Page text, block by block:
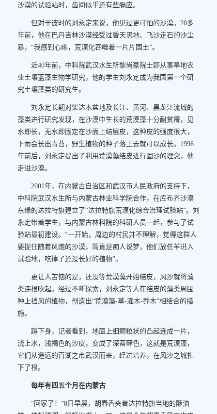
沙漠的试验站时，齿间似乎还有些膈应。
但对于彼时的刘永定来说，他见过更可怕的沙漠。20多
年前，他在巴丹吉林沙漠经受过昏天黑地、飞沙走石的沙尘
暴，“我感到心疼，荒漠化吞噬着一片片国土”。
近40年前，中科院武汉水生所黎尚豪院士即从事旱地农
业土壤蓝藻生物学研究，他的学生刘永定成为我国第一个研
究土壤藻类的研究生。
刘永定长期对柴达木盆地及长江、黄河、黑龙江流域的
藻类进行研究发现，在沙漠中生长的荒漠藻十分耐贫瘠，见
水即长，无水即固定在沙面上结层皮，这种皮的强度很大，
下雨会长出青苔，野生植物的种子落上去就可以成长。1996
年前后，刘永定提出了利用荒漠藻结皮进行固沙的理念，他
走进沙漠。
2001年，在内蒙古自治区和武汉市人民政府的支持下，
中科院武汉水生所与内蒙古林业科学院合作，在库布齐沙漠
东缘的达拉特旗建立了“达拉特旗荒漠化综合治理试验站”。刘
永定带着学生，与内蒙古林科院的科研人员一起，参与了试
验站最初建设。“一开始，周边的村民并不理解，觉得这群人
要捉住随着风跑的沙漠，简直是痴人说梦，他们放任羊进入
试验地，吃掉了还没长好的植物”。
更让人苦恼的是，还没等荒漠藻开始结皮，风沙就将藻
类连根吹起。经过不断探索，刘永定等人在结皮的藻类周围
种上挡风的植物，创造出“荒漠藻-草-灌木-乔木”相结合的措
施。
蹲下身，记者看到，地面上细颗粒状的凸起连成一片，
浇上水，浅褐色的沙皮，变成了深苔藓色，这就是荒漠藻，
它们从遥远的百湖之市武汉而来，经过培养，在风沙之城扎
下了根。
每年有四五个月在内蒙古
“回家了！”8日早晨，胡春香夹着达拉特旗当地的酥油